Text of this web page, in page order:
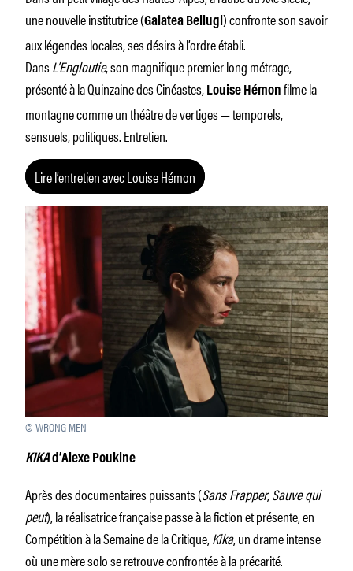
une nouvelle institutrice (Galatea Bellugi) confronte son savoir
aux légendes locales, ses désirs à l’ordre établi.
DansL’Engloutie, son magnifique premier long métrage,
présenté à la Quinzaine des Cinéastes, Louise Hémon filme la
montagne comme un théâtre de vertiges — temporels,
sensuels, politiques. Entretien.
Lire l’entretien avec Louise Hémon
© WRONG MEN
KIKAd’Alexe Poukine
Après des documentaires puissants (Sans Frapper,Sauve qui
peut), la réalisatrice française passe à la fiction et présente, en
Compétition à la Semaine de la Critique,Kika, un drame intense
où une mère solo se retrouve confrontée à la précarité.